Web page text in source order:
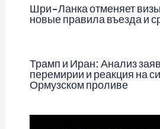
Шри-Ланка отменяет
новые правила въезда и
Трамп и Иран: Анализ
перемирии и реакция на
Ормузском проливе